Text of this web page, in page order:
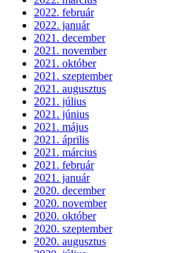
2022. február
2022. január
2021. december
2021. november
2021. október
2021. szeptember
2021. augusztus
2021. július
2021. június
2021. május
2021. április
2021. március
2021. február
2021. január
2020. december
2020. november
2020. október
2020. szeptember
2020. augusztus